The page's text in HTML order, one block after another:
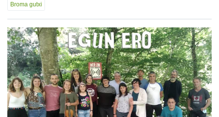
Broma gutxi